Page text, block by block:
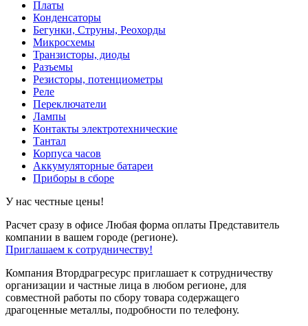
Платы
Конденсаторы
Бегунки, Струны, Реохорды
Микросхемы
Транзисторы, диоды
Разъемы
Резисторы, потенциометры
Реле
Переключатели
Лампы
Контакты электротехнические
Тантал
Корпуса часов
Аккумуляторные батареи
Приборы в сборе
У нас честные цены!
Расчет сразу в офисе Любая форма оплаты Представитель
компании в вашем городе (регионе).
Приглашаем к сотрудничеству!
Компания Втордрагресурс приглашает к сотрудничеству
организации и частные лица в любом регионе, для
совместной работы по сбору товара содержащего
драгоценные металлы, подробности по телефону.